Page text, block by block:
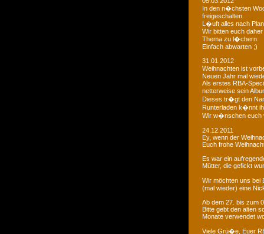
In den n�chsten
freigeschalten.
L�uft alles nach
Wir bitten euch
Thema zu l�chern.
Einfach abwarten ;)
31.01.2012
Weihnachten ist
Neuen Jahr mal
Als erstes RBA-
netterweise sein
Dieses tr�gt den
Runterladen k�nnt
Wir w�nschen
24.12.2011
Ey, wenn der
Euch frohe
Es war ein
Mütter, die gefickt
Wir möchten uns bei
(mal wieder) eine
Ab dem 27. bis zum
Bitte gebt den alten
Monate verwendet
Viele Grü�e, Euer